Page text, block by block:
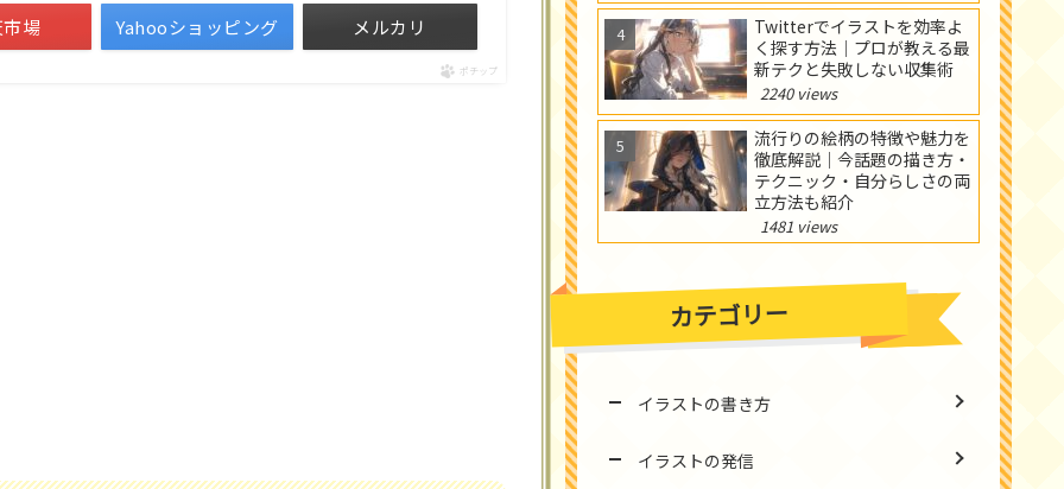
場 Yahooショッピング メルカリ
ポチップ
Twitterでイラストを効率よ
く探す方法｜プロが教える最
新テクと失敗しない収集術
2240 views
流行りの絵柄の特徴や魅力を
徹底解説｜今話題の描き方・
テクニック・自分らしさの両
立方法も紹介
1481 views
カテゴリー
イラストの書き方
イラストの発信